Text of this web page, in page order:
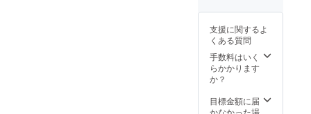
縄全エ
リア、
離島扱
いのエ
リア
は、送
ためご
了次第
出荷し
ていき
ますの
で、予
定より
場合も
ありま
日～180
材料の
原産地:
高知県
産 ま
た、感
手紙も
添えさ
支援に関するよ
くある質問
手数料はいく
らかかります
か？
目標金額に届
かなかった場